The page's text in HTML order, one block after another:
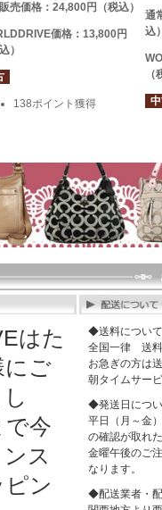
売価格：24,800円（税込）
価格：13,800円
）
138ポイント獲得
通
込
はた
にご
で今
ス
ピン
◆送料について
全国一律 送
お急ぎの方は
朝タイムサー
◆発送日につ
平日（月～金
の確認が取れ
金曜午後のご
なります。
◆配送業者・